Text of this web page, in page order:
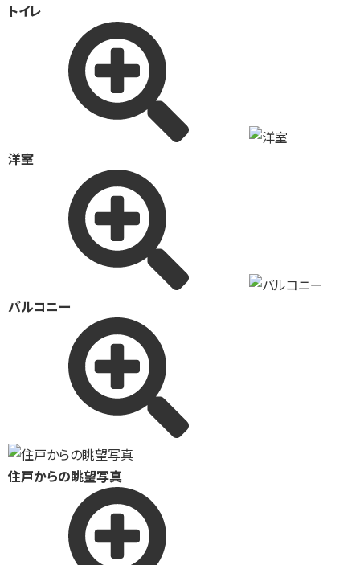
トイレ
洋室
バルコニー
住戸からの眺望写真